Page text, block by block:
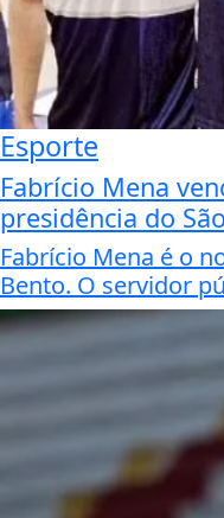
Esporte
Fabrício Mena
presidência do
Fabrício Mena é o
Bento. O servidor